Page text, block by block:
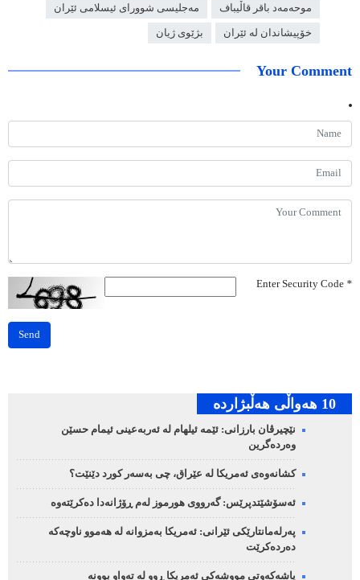
موحەمەد باقر قاڵیباف مەجلیسی شوورای ئیسلامی ئێران
خۆپیشاندان لە ئێران بژێوی ژیان
Your Comment
*
Send
10 هه‌واڵی هه‌ڵبژارده‌
نێچیرڤان بارزانی: ئێمە ئیلهام لە ئەربەعینی ئیمام حسێن
وەردەگرین
کشانەوەی ئەمریکا لە عێراق، چی بەسەر کورد دێنێت؟
ئەسۆشێتدپرێس: گەرووی هورموز لەم ڕۆژانەدا دەکرێتەوە
پەرلەمانتارێکی ئێرانی: ئەمریکا بەمزوانە لە هەموو ناوچەکە
دەردەکرێت
پاشەکەوتی مووشەکی ئەمریکا ڕوو لە تەواو بوونە